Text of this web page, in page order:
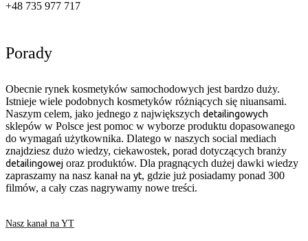
+48 735 977 717
Porady
Obecnie rynek kosmetyków samochodowych jest bardzo duży.
Istnieje wiele podobnych kosmetyków różniących się niuansami.
Naszym celem, jako jednego z największych detailingowych
sklepów w Polsce jest pomoc w wyborze produktu dopasowanego
do wymagań użytkownika. Dlatego w naszych social mediach
znajdziesz dużo wiedzy, ciekawostek, porad dotyczących branży
detailingowej oraz produktów. Dla pragnących dużej dawki wiedzy
zapraszamy na nasz kanał na yt, gdzie już posiadamy ponad 300
filmów, a cały czas nagrywamy nowe treści.
Nasz kanał na YT